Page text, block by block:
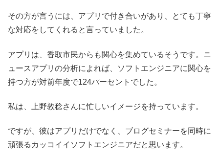
その方が言うには、アプリで付き合いがあり、とても丁寧
な対応をしてくれると言っていました。
アプリは、香取市民からも関心を集めているそうです。ニ
ュースアプリの分析によれば、ソフトエンジニアに関心を
持つ方が対前年度で124パーセントでした。
私は、上野敦稔さんに忙しいイメージを持っています。
ですが、彼はアプリだけでなく、ブログセミナーを同時に
頑張るカッコイイソフトエンジニアだと思います。